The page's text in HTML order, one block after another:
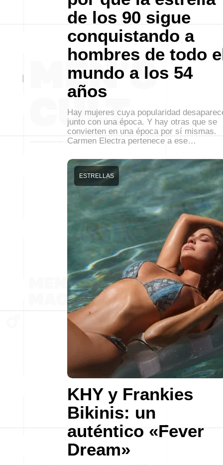
de los 90 sigue
conquistando a
hombres de todo
mundo a los 54
años
Hay mujeres cuya popularidad
junto con una época. Y hay otras que se
convierten en una época por sí mismas.
Carmen Electra pertenece a ese…
KHY y Frankies
Bikinis: un
auténtico «Fever
Dream»
ESTRELLAS